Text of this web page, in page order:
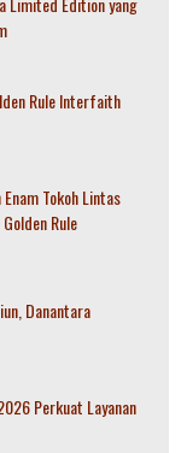
Rule Interfaith
Tokoh Lintas
Rule
Danantara
Perkuat Layanan